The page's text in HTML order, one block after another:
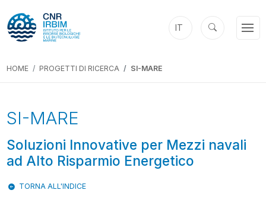
IT
HOME PROGETTI DI RICERCA SI-MARE
SI-MARE
Soluzioni Innovative per Mezzi navali
ad Alto Risparmio Energetico
TORNA ALL'INDICE